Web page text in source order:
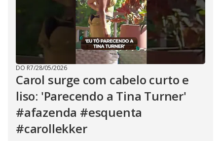
DO R7/28/05/2026
Carol surge com cabelo curto e
liso: 'Parecendo a Tina Turner'
#afazenda #esquenta
#carollekker